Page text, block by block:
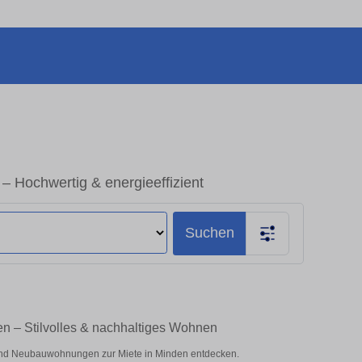
Hochwertig & energieeffizient
Suchen
– Stilvolles & nachhaltiges Wohnen
Neubauwohnungen zur Miete in Minden entdecken.